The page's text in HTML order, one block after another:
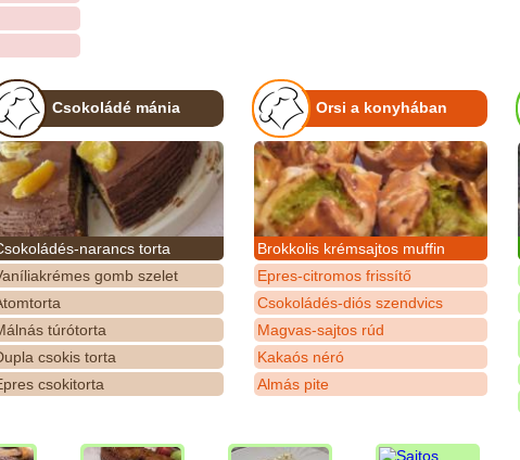
Csokoládé mánia
narancs torta
gomb szelet
túrótorta
csokis torta
csokitorta
Orsi a konyhában
Brokkolis krémsajtos muffin
Epres-citromos frissítő
Csokoládés-diós szendvics
Magvas-sajtos rúd
Kakaós néró
Almás pite